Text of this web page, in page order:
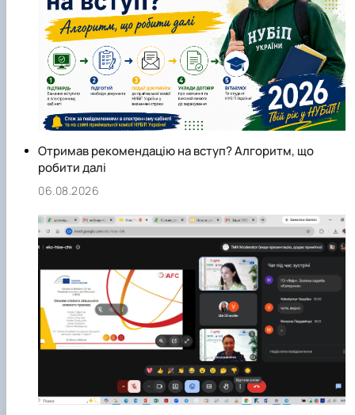
Отримав рекомендацію на вступ? Алгоритм, що
робити далі
06.08.2026